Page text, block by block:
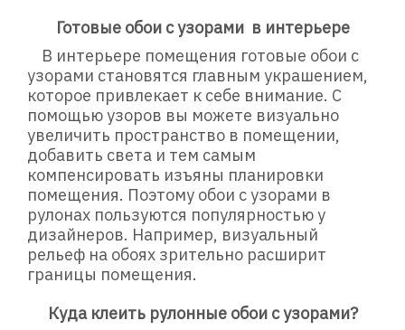
Готовые обои с узорами в интерьере
В интерьере помещения готовые обои с
узорами становятся главным украшением,
которое привлекает к себе внимание. С
помощью узоров вы можете визуально
увеличить пространство в помещении,
добавить света и тем самым
компенсировать изъяны планировки
помещения. Поэтому обои с узорами в
рулонах пользуются популярностью у
дизайнеров. Например, визуальный
рельеф на обоях зрительно расширит
границы помещения.
Куда клеить рулонные обои с узорами?